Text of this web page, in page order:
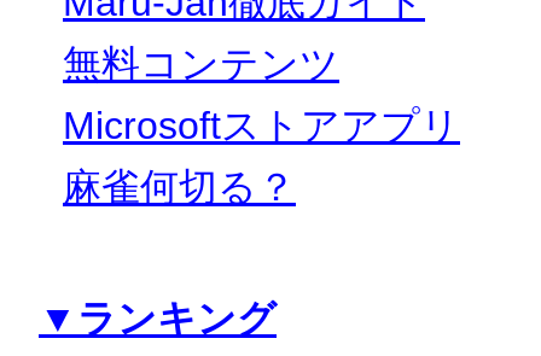
無料コンテンツ
Microsoftストアアプリ
麻雀何切る？
▼ランキング